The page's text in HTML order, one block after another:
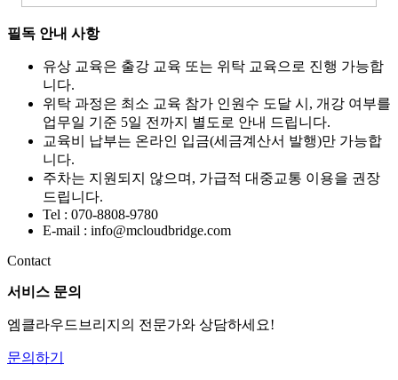
필독 안내 사항
유상 교육은 출강 교육 또는 위탁 교육으로 진행 가능합
니다.
위탁 과정은 최소 교육 참가 인원수 도달 시, 개강 여부를
업무일 기준 5일 전까지 별도로 안내 드립니다.
교육비 납부는 온라인 입금(세금계산서 발행)만 가능합
니다.
주차는 지원되지 않으며, 가급적 대중교통 이용을 권장
드립니다.
Tel : 070-8808-9780
E-mail : info@mcloudbridge.com
Contact
서비스 문의
엠클라우드브리지의 전문가와 상담하세요!
문의하기